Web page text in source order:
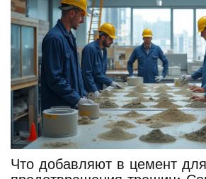
Что добавляют в цемент для